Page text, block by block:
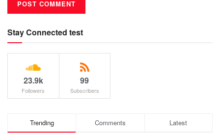
Stay Connected test
23.9k
Followers
99
Subscribers
Trending Comments Latest